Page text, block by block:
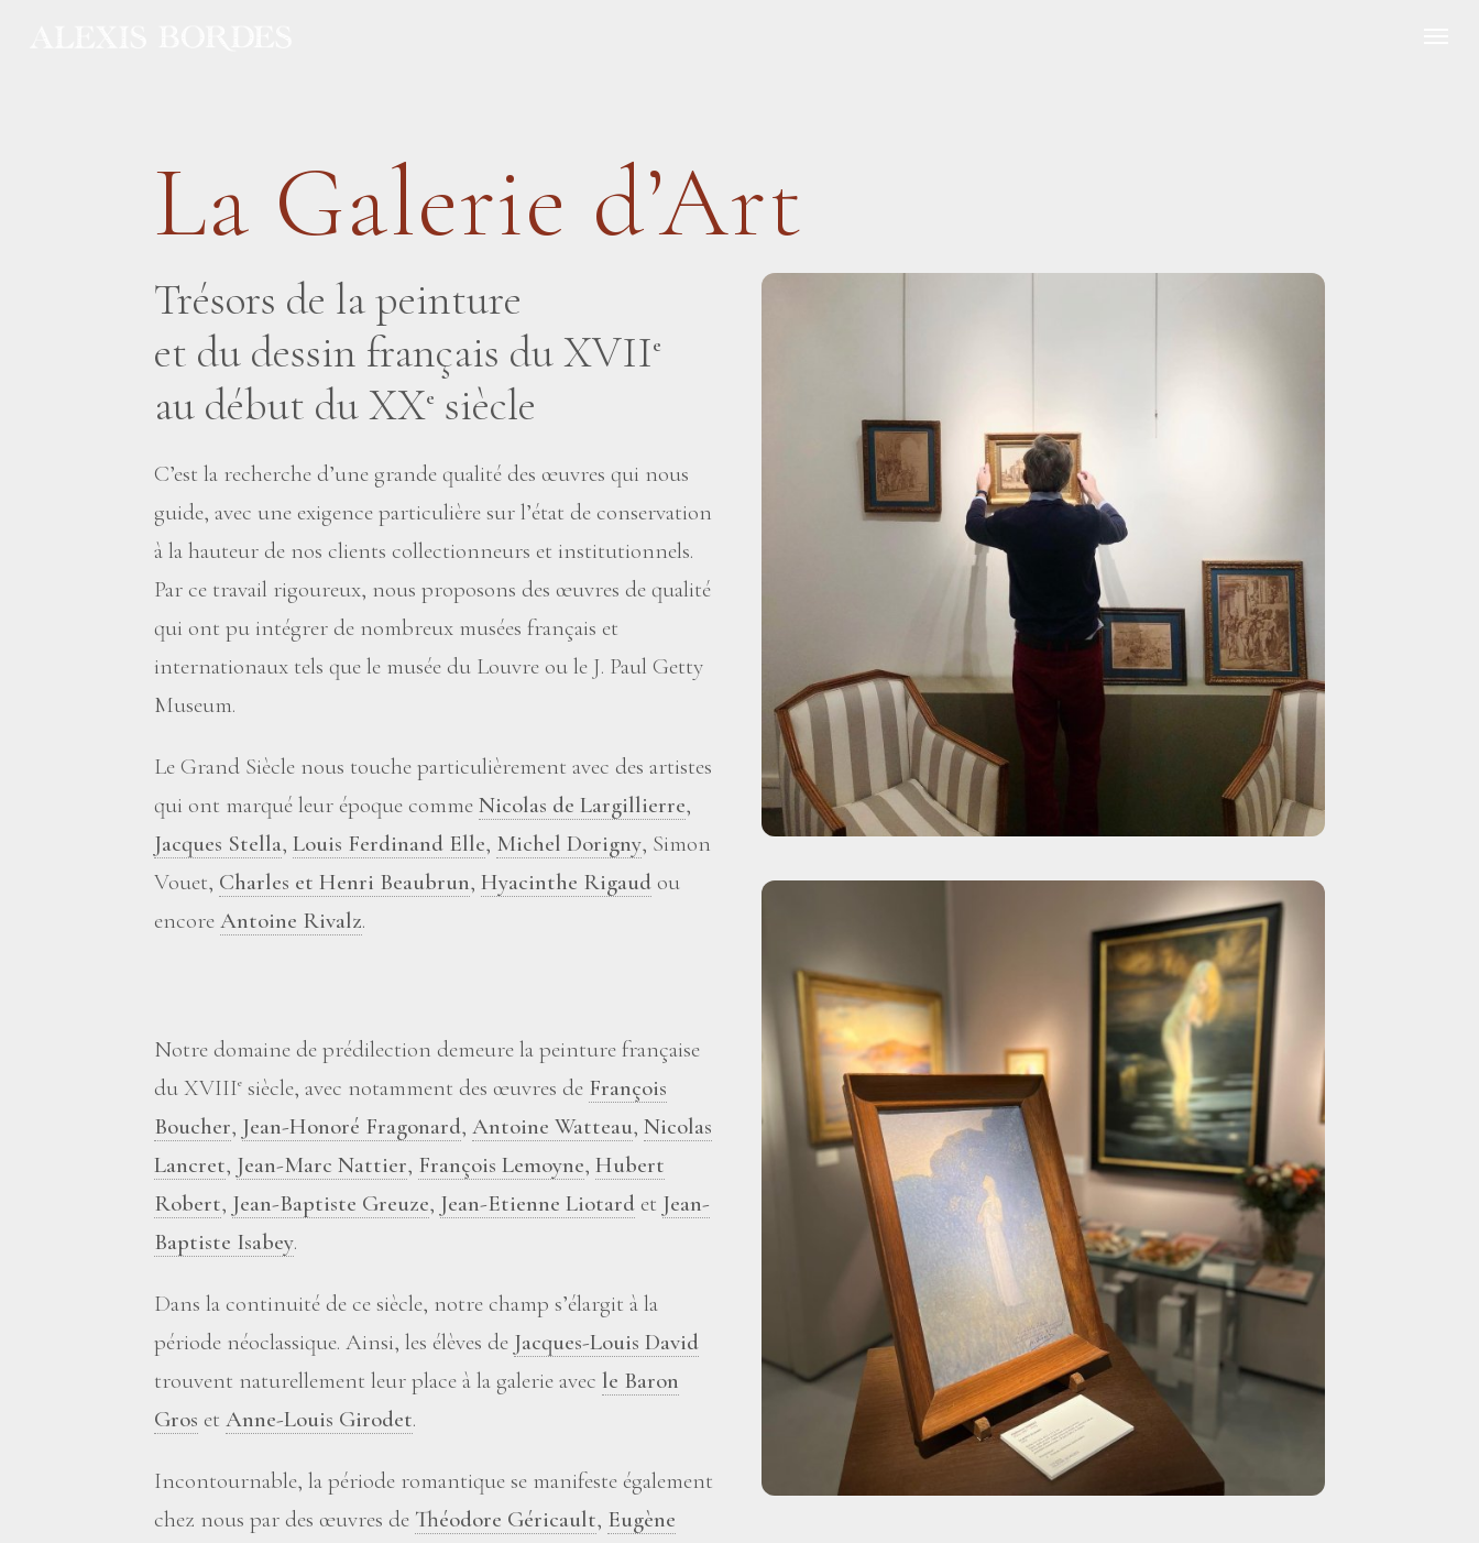
La Galerie d’Art
Trésors de la peinture
et du dessin français du XVIIe
au début du XXe siècle
C’est la recherche d’une grande qualité des œuvres qui nous
guide, avec une exigence particulière sur l’état de conservation
à la hauteur de nos clients collectionneurs et institutionnels.
Par ce travail rigoureux, nous proposons des œuvres de qualité
qui ont pu intégrer de nombreux musées français et
internationaux tels que le musée du Louvre ou le J. Paul Getty
Museum.
Le Grand Siècle nous touche particulièrement avec des artistes
qui ont marqué leur époque comme Nicolas de Largillierre,
Jacques Stella, Louis Ferdinand Elle, Michel Dorigny, Simon
Vouet, Charles et Henri Beaubrun, Hyacinthe Rigaud ou
encore Antoine Rivalz.
Notre domaine de prédilection demeure la peinture française
du XVIIIe siècle, avec notamment des œuvres de François
Boucher, Jean-Honoré Fragonard, Antoine Watteau, Nicolas
Lancret, Jean-Marc Nattier, François Lemoyne, Hubert
Robert, Jean-Baptiste Greuze, Jean-Etienne Liotard et Jean-
Baptiste Isabey.
Dans la continuité de ce siècle, notre champ s’élargit à la
période néoclassique. Ainsi, les élèves de Jacques-Louis David
trouvent naturellement leur place à la galerie avec le Baron
Gros et Anne-Louis Girodet.
Incontournable, la période romantique se manifeste également
chez nous par des œuvres de Théodore Géricault, Eugène